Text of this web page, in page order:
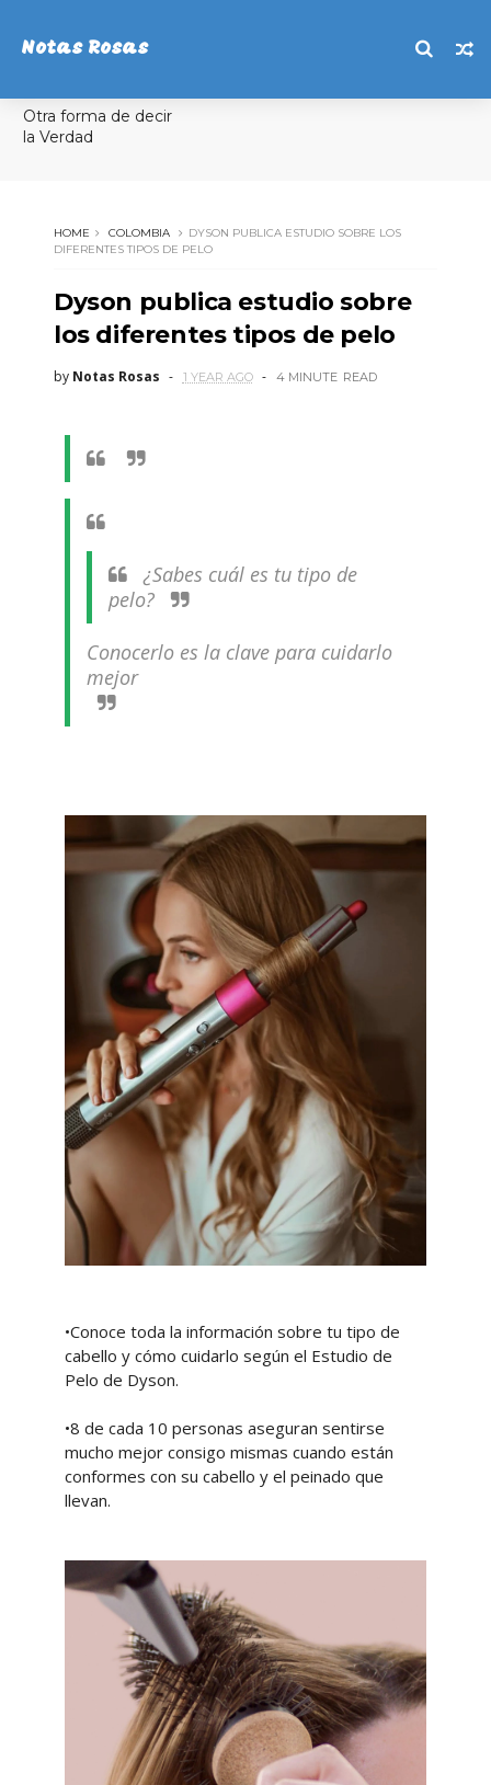
Notas Rosas
Otra forma de decir
la Verdad
HOME COLOMBIA
DYSON PUBLICA ESTUDIO SOBRE LOS
DIFERENTES TIPOS DE PELO
Dyson publica estudio sobre
los diferentes tipos de pelo
by Notas Rosas 1 YEAR AGO 4 MINUTE READ
¿Sabes cuál es tu tipo de
pelo?
Conocerlo es la clave para cuidarlo
mejor
•Conoce toda la información sobre tu tipo de
cabello y cómo cuidarlo según el Estudio de
Pelo de Dyson.
•8 de cada 10 personas aseguran sentirse
mucho mejor consigo mismas cuando están
conformes con su cabello y el peinado que
llevan.